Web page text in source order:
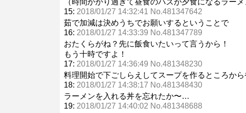
（時間かかり過ぎて昼食のハズが夕食になるラーメ
15: 2018/01/27 14:32:41 No.481347642
茹で加減は決めうちでお願いするということで
16: 2018/01/27 14:33:39 No.481347789
おたくらがね？先に飯食いたいって言うから！
もう十時ですよ！
17: 2018/01/27 14:36:49 No.481348230
料理開始で下ごしらえしてスープを作るところから
18: 2018/01/27 14:38:17 No.481348430
ラーメンを入れる丼を忘れたか〜…
19: 2018/01/27 14:40:02 No.481348688